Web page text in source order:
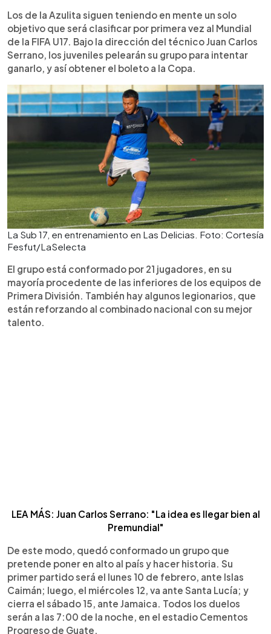
Los de la Azulita siguen teniendo en mente un solo
objetivo que será clasificar por primera vez al Mundial
de la FIFA U17. Bajo la dirección del técnico Juan Carlos
Serrano, los juveniles pelearán su grupo para intentar
ganarlo, y así obtener el boleto a la Copa.
La Sub 17, en entrenamiento en Las Delicias. Foto: Cortesía
Fesfut/LaSelecta
El grupo está conformado por 21 jugadores, en su
mayoría procedente de las inferiores de los equipos de
Primera División. También hay algunos legionarios, que
están reforzando al combinado nacional con su mejor
talento.
LEA MÁS: Juan Carlos Serrano: "La idea es llegar bien al
Premundial"
De este modo, quedó conformado un grupo que
pretende poner en alto al país y hacer historia. Su
primer partido será el lunes 10 de febrero, ante Islas
Caimán; luego, el miércoles 12, va ante Santa Lucía; y
cierra el sábado 15, ante Jamaica. Todos los duelos
serán a las 7:00 de la noche, en el estadio Cementos
Progreso de Guate.